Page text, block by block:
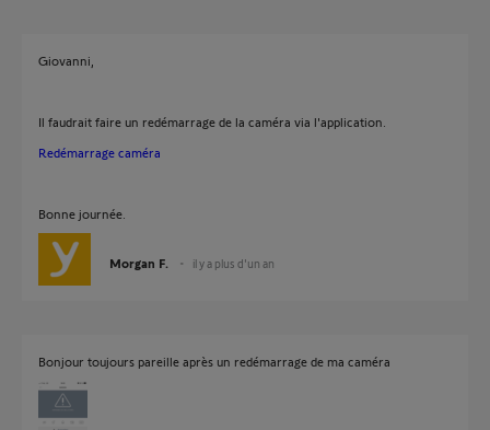
Giovanni,
Il faudrait faire un redémarrage de la caméra via l'application.
Redémarrage caméra
Bonne journée.
Morgan F. il y a plus d'un an
Bonjour toujours pareille après un redémarrage de ma caméra